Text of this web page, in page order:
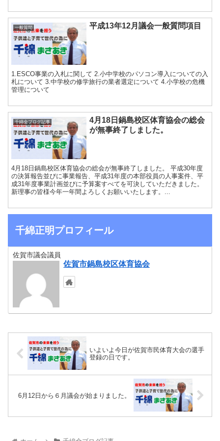
一般質問 平成13年12月議会一般質問項目
1.ESCO事業の入札に関して 2.小中学校のパソコン導入についての入
札について 3.中学校の修学旅行の業者選定について 4.小学校の危機
管理について
千綿全ブログ記事
4月18日鍋島校区体育協会の総会
が無事終了しました。
4月18日鍋島校区体育協会の総会が無事終了しました。 平成30年度
の決算報告並びに事業報告、平成31年度の本部役員の人事案件、平
成31年度事業計画並びに予算案すべてを可決していただきました。
新理事の皆様今年一年間よろしくお願いいたします。...
千綿正明プロフィール
佐賀市議会議員
佐賀市鍋島校区体育協会
いよいよ今日が佐賀市民体育大会の選手
登録の日です。
6月12日から６月議会が始まりました。